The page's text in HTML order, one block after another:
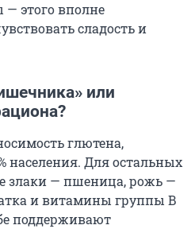
— этого вполне
сладость и
или
глютена,
населения. Для остальных
злаки — пшеница, рожь —
и витамины группы B
поддерживают